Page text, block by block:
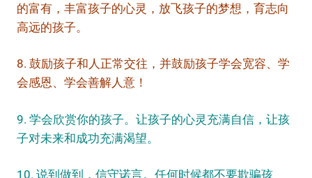
的富有，丰富孩子的心灵，放飞孩子的梦想，育志向
高远的孩子。
8. 鼓励孩子和人正常交往，并鼓励孩子学会宽容、学
会感恩、学会善解人意！
9. 学会欣赏你的孩子。让孩子的心灵充满自信，让孩
子对未来和成功充满渴望。
10. 说到做到，信守诺言。任何时候都不要欺骗孩